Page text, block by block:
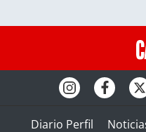
Diario Perfil